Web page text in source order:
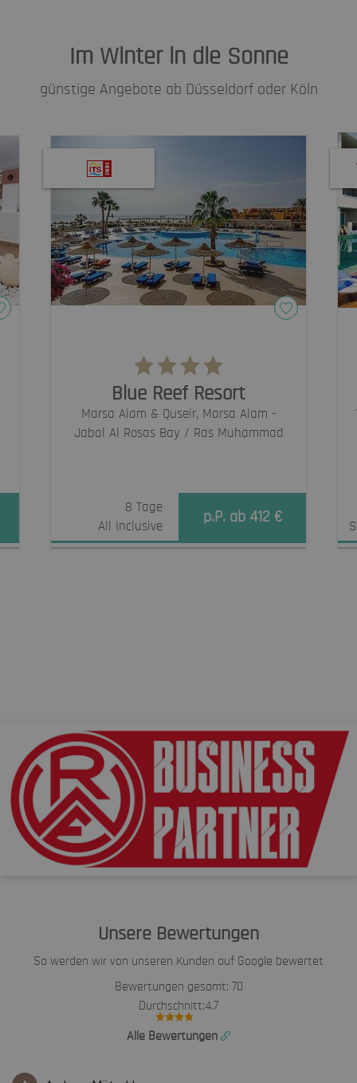
Im Winter in die Sonne
günstige Angebote ab Düsseldorf oder Köln
Blue Reef Resort
Marsa Alam & Quseir, Marsa Alam -
Jabal Al Rosas Bay / Ras Muhammad
8 Tage
All Inclusive
p.P. ab 412 €
Unsere Bewertungen
So werden wir von unseren Kunden auf Google bewertet
Bewertungen gesamt: 70
Durchschnitt:4.7
Alle Bewertungen